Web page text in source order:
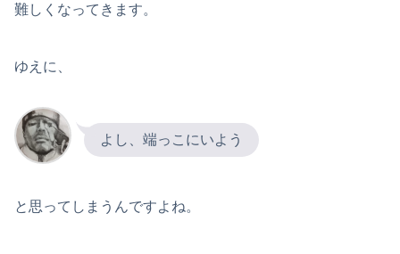
難しくなってきます。
ゆえに、
よし、端っこにいよう
と思ってしまうんですよね。